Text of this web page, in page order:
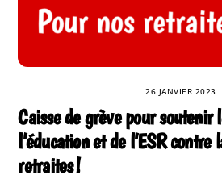
26 JANVIER 2023
Caisse de grève pour soutenir
l’éducation et de l’ESR contre
retraites !